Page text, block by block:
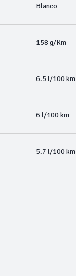
Blanco
158 g/Km
6.5 l/100 km
6 l/100 km
5.7 l/100 km